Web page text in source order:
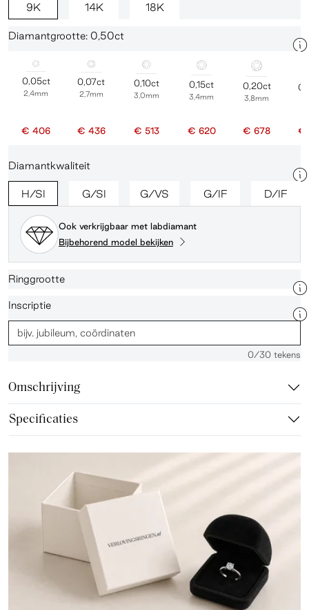
9K 14K 18K
Diamantgrootte: 0,50ct
0,05ct
2,4mm
€ 406
0,07ct
2,7mm
€ 436
0,10ct
3,0mm
€ 513
0,15ct
3,4mm
€ 620
0,20ct
3,8mm
€ 678 €
Diamantkwaliteit
H/SI G/SI G/VS G/IF D/IF
Ook verkrijgbaar met labdiamant
Bijbehorend model bekijken
Ringgrootte
Inscriptie
0/30 tekens
Omschrijving
Specificaties